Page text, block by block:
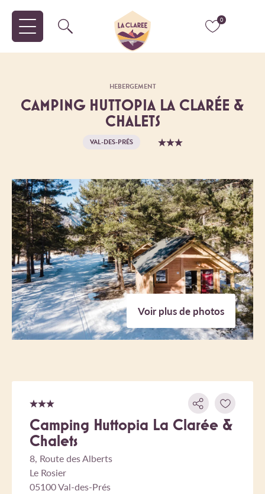
0
HEBERGEMENT
CAMPING HUTTOPIA LA CLARÉE &
CHALETS
VAL-DES-PRÉS
Voir plus de photos
Camping Huttopia La Clarée &
Chalets
8, Route des Alberts
Le Rosier
05100 Val-des-Prés